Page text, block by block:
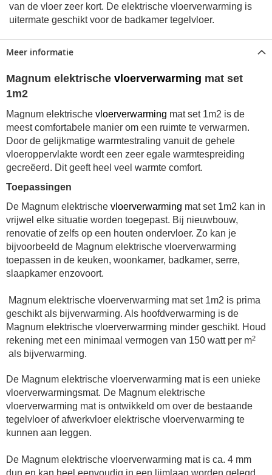
van de vloer zeer kort. De elektrische vloerverwarming is
uitermate geschikt voor de badkamer tegelvloer.
Meer informatie
Magnum elektrische vloerverwarming mat set
1m2
Magnum elektrische vloerverwarming mat set 1m2 is de
meest comfortabele manier om een ruimte te verwarmen.
Door de gelijkmatige warmtestraling vanuit de gehele
vloeroppervlakte wordt een zeer egale warmtespreiding
gecreëerd. Dit geeft heel veel warmte comfort.
Toepassingen
De Magnum elektrische vloerverwarming mat set 1m2 kan in
vrijwel elke situatie worden toegepast. Bij nieuwbouw,
renovatie of zelfs op een houten ondervloer. Zo kan je
bijvoorbeeld de Magnum elektrische vloerverwarming
toepassen in de keuken, woonkamer, badkamer, serre,
slaapkamer enzovoort.
Magnum elektrische vloerverwarming mat set 1m2 is prima
geschikt als bijverwarming. Als hoofdverwarming is de
Magnum elektrische vloerverwarming minder geschikt. Houd
rekening met een minimaal vermogen van 150 watt per m2
als bijverwarming.
De Magnum elektrische vloerverwarming mat is een unieke
vloerverwarmingsmat. De Magnum elektrische
vloerverwarming mat is ontwikkeld om over de bestaande
tegelvloer of afwerkvloer elektrische vloerverwarming te
kunnen aan leggen.
De Magnum elektrische vloerverwarming mat is ca. 4 mm